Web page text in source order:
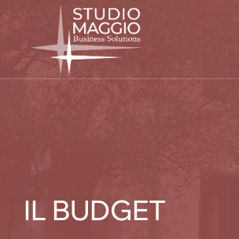
content
IL BUDGET